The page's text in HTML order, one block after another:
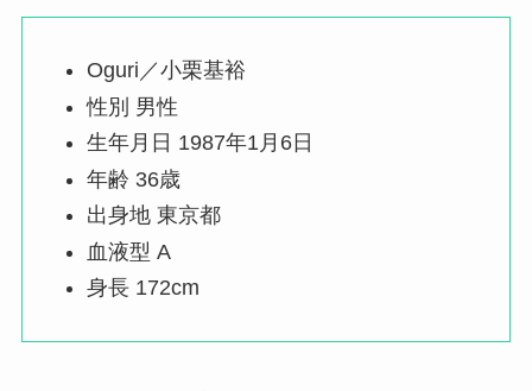
Oguri／小栗基裕
性別 男性
生年月日 1987年1月6日
年齢 36歳
出身地 東京都
血液型 A
身長 172cm